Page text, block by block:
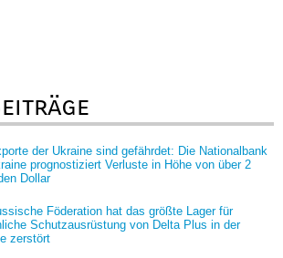
der Ukraine sind gefährdet: Die Nationalbank
prognostiziert Verluste in Höhe von über 2
Dollar
Föderation hat das größte Lager für
Schutzausrüstung von Delta Plus in der
zerstört